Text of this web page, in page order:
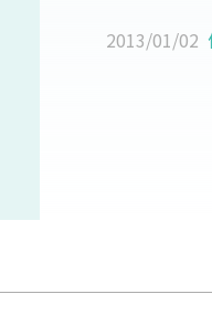
2013/01/02